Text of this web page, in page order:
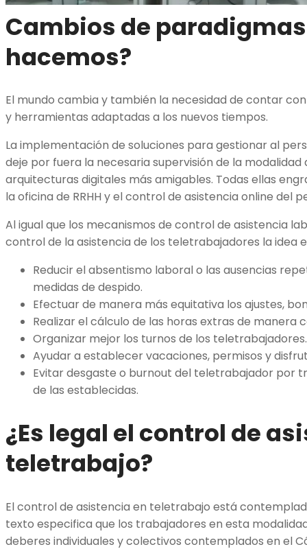
Cambios de
hacemos?
El mundo cambia y también la necesidad de contar
y herramientas adaptadas a los nuevos tiempos.
La implementación de soluciones para gestionar al
deje por fuera la necesaria supervisión de la
arquitecturas digitales más amigables. Todas ellas
la oficina de RRHH y el control de asistencia online del
Al igual que los mecanismos de control de asistencia
control de la asistencia de los teletrabajadores la idea
Reducir el absentismo laboral o las ausencias
medidas de despido.
Efectuar de manera más equitativa los ajustes,
Realizar el cálculo de las horas extras de manera
Organizar mejor los turnos de los teletrabajadores.
Ayudar a establecer vacaciones, permisos y
Evitar desgaste o burnout del teletrabajador por
de las establecidas.
¿Es legal el control de
teletrabajo?
El control de asistencia en teletrabajo está
texto especifica que los trabajadores en esta
deberes individuales y colectivos contemplados en el